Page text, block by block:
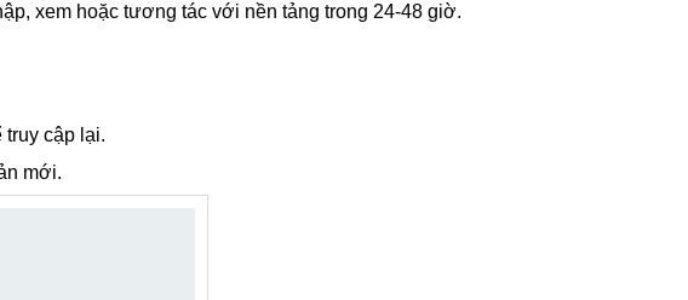
xem hoặc tương tác với nền tảng trong 24-48 giờ.
truy cập lại.
mới.